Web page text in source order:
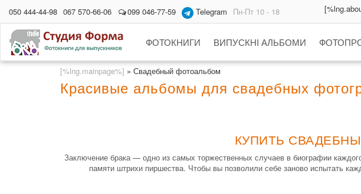
050 444-44-98 067 570-66-06 099 046-77-59 Telegram Пн-Пт 10 - 18
ФОТОКНИГИ ВИПУСКНІ АЛЬБОМИ
[%lng.mainpage%] » Свадебный фотоальбом
Красивые альбомы для свадебных
КУПИТЬ
Заключение брака — одно из самых торжественных случаев в биографии
памяти штрихи пиршества. Чтобы вы позволили себе заново испытать